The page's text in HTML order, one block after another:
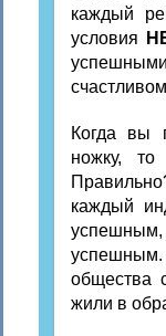
каждый
условия
Когда вы
ножку,
каждый
общества
жили в